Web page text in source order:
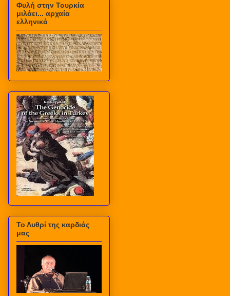
Φυλή στην Τουρκία
μιλάει... αρχαία
ελληνικά
Το Λυθρί της καρδιάς
μας